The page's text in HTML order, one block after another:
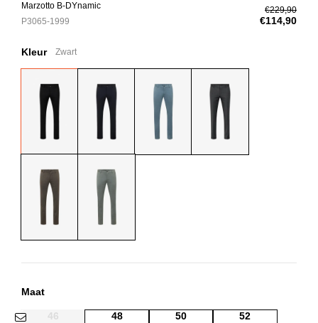
Marzotto B-DYnamic
P3065-1999
€229,90
€114,90
Kleur Zwart
Maat
46 48 50 52